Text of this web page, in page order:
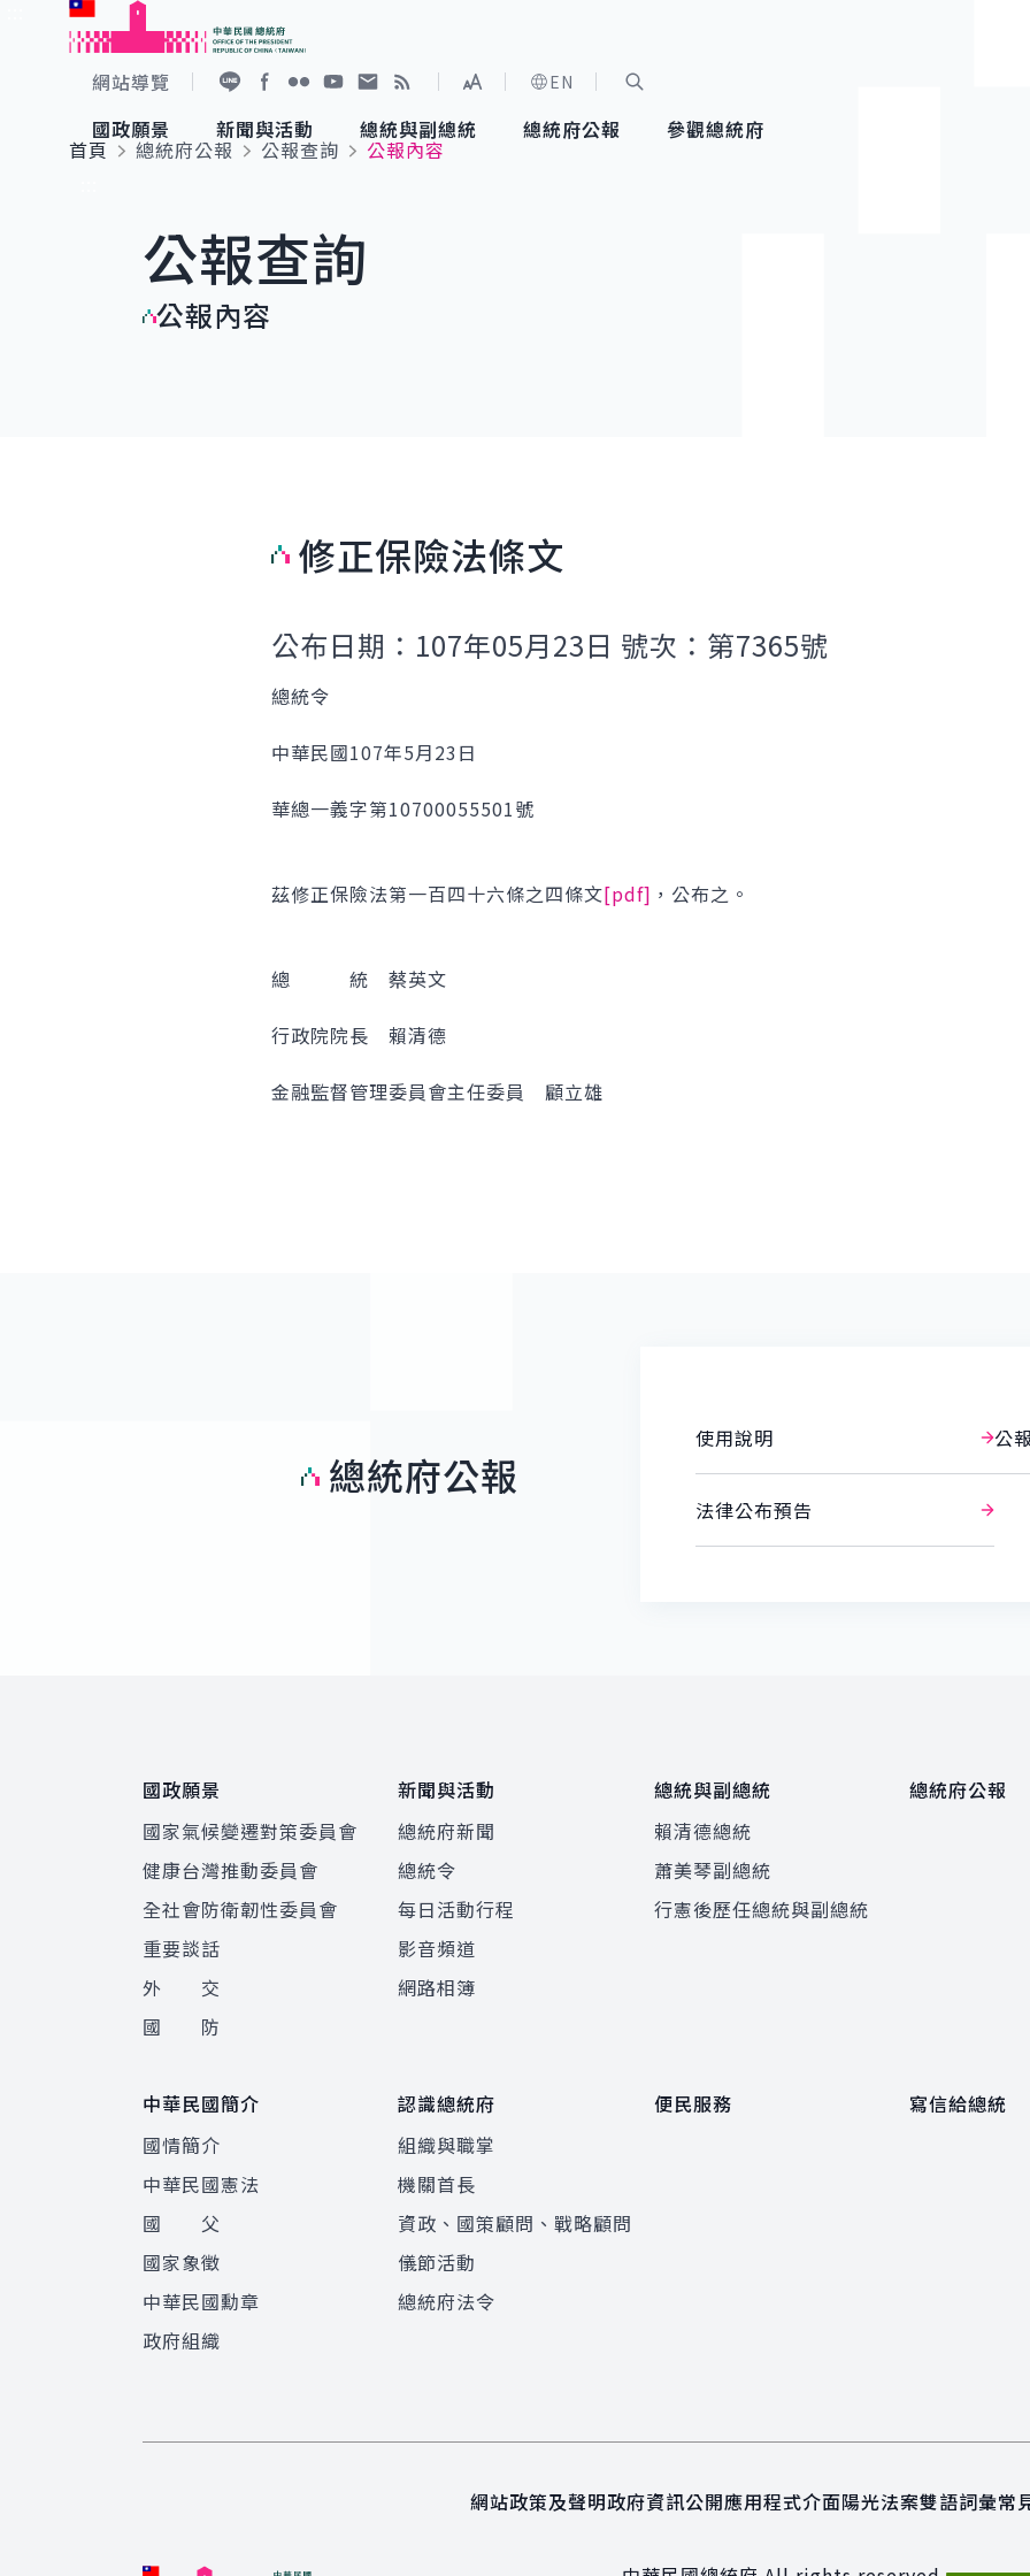
跳到主要內容
網站導覽
展開字級選單
EN
國政願景
國家氣候變遷對策委員會
重要談話
新聞與活動
總統府新聞
影音頻道
總統與副總統
賴清德總統
總統府公報 參觀總統府
首頁 總統府公報 公報查詢
公報內容
公報查詢
公報內容
修正保險法條文
公布日期：107年05月23日 號次：第7365號
總統令
中華民國107年5月23日
華總一義字第10700055501號
茲修正保險法第一百四十六條之四條文[pdf] ，公布之。
總 統 蔡英文
行政院院長 賴清德
金融監督管理委員會主任委員 顧立雄
總統府公報
使用說明 公
法律公布預告
國政願景
國家氣候變遷對策委員會
健康台灣推動委員會
全社會防衛韌性委員會
重要談話
外 交
國 防
新聞與活動
總統府新聞
總統令
每日活動行程
影音頻道
網路相簿
總統與副總統
賴清德總統
蕭美琴副總統
行憲後歷任總統與副總統
總統府公報
中華民國簡介
國情簡介
中華民國憲法
國 父
國家象徵
中華民國勳章
政府組織
認識總統府
組織與職掌
機關首長
資政、國策顧問、戰略顧問
儀節活動
總統府法令
便民服務 寫信給總統
網站政策及聲明政府資訊公開應用程式介面陽光法案雙語詞彙常